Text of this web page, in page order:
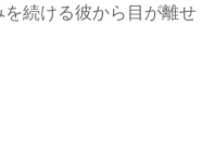
続ける彼から目が離せ